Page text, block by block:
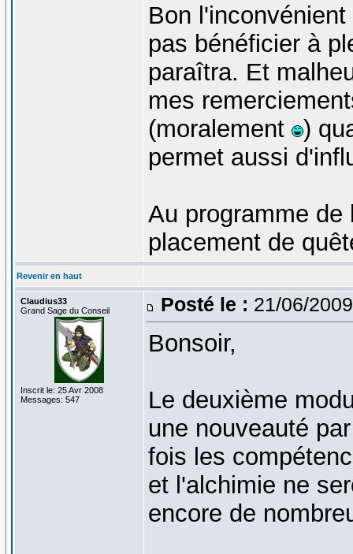
Bon
pas bénéficier à
paraîtra. Et
mes
(moralement
)
permet aussi
Au programme de
placement de
Revenir en haut
Claudius33
Grand Sage du Conseil
Inscrit le: 25 Avr 2008
Messages: 547
Posté le : 21/06/
Bonsoir,
Le deuxième
une nouveauté
fois les
et l'alchimie ne
encore de